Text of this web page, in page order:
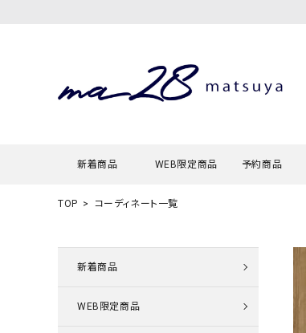
新着商品 WEB限定商品 予約商品
TOP コーディネート一覧
新着商品
WEB限定商品